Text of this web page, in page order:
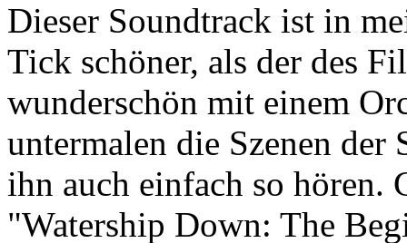
Dieser Soundtrack ist in
Tick schöner, als der des
wunderschön mit einem
untermalen die Szenen der
ihn auch einfach so hören.
"Watership Down: The